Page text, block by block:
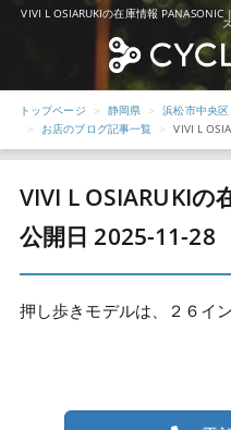
VIVI L OSIARUKIの在庫情報
トップページ 静岡県 浜松市中央区
お店のブログ記事一覧
VIVI L
VIVI L OSIARUKIの
公開日 2025-11-28
押し歩きモデルは、２６イ